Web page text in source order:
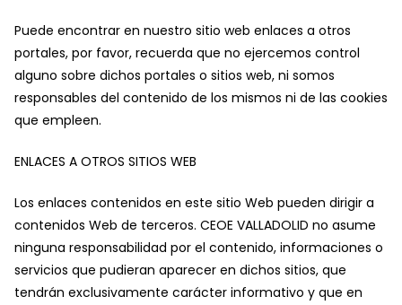
Puede encontrar en nuestro sitio web enlaces a otros
portales, por favor, recuerda que no ejercemos control
alguno sobre dichos portales o sitios web, ni somos
responsables del contenido de los mismos ni de las cookies
que empleen.
ENLACES A OTROS SITIOS WEB
Los enlaces contenidos en este sitio Web pueden dirigir a
contenidos Web de terceros. CEOE VALLADOLID no asume
ninguna responsabilidad por el contenido, informaciones o
servicios que pudieran aparecer en dichos sitios, que
tendrán exclusivamente carácter informativo y que en